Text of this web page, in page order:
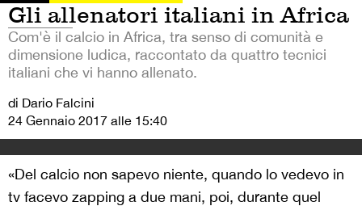
Gli allenatori italiani in Africa
Com'è il calcio in Africa, tra senso di comunità e
dimensione ludica, raccontato da quattro tecnici
italiani che vi hanno allenato.
di Dario Falcini
24 Gennaio 2017 alle 15:40
«Del calcio non sapevo niente, quando lo vedevo in
tv facevo zapping a due mani, poi, durante quel